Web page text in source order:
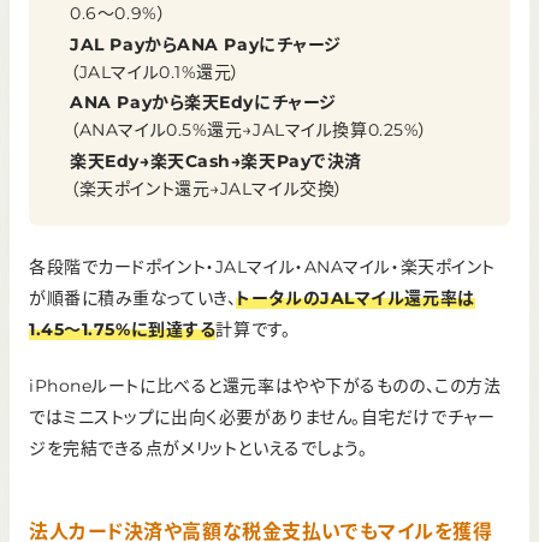
0.6〜0.9%）
JAL PayからANA Payにチャージ
（JALマイル0.1%還元）
ANA Payから楽天Edyにチャージ
（ANAマイル0.5%還元→JALマイル換算0.25%）
楽天Edy→楽天Cash→楽天Payで決済
（楽天ポイント還元→JALマイル交換）
各段階でカードポイント・JALマイル・ANAマイル・楽天ポイント
が順番に積み重なっていき、トータルのJALマイル還元率は
1.45〜1.75%に到達する計算です。
iPhoneルートに比べると還元率はやや下がるものの、この方法
ではミニストップに出向く必要がありません。自宅だけでチャー
ジを完結できる点がメリットといえるでしょう。
法人カード決済や高額な税金支払いでもマイルを獲得